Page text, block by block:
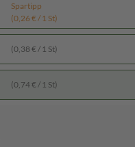
Spartipp
(0,26 € / 1 St)
(0,38 € / 1 St)
(0,74 € / 1 St)